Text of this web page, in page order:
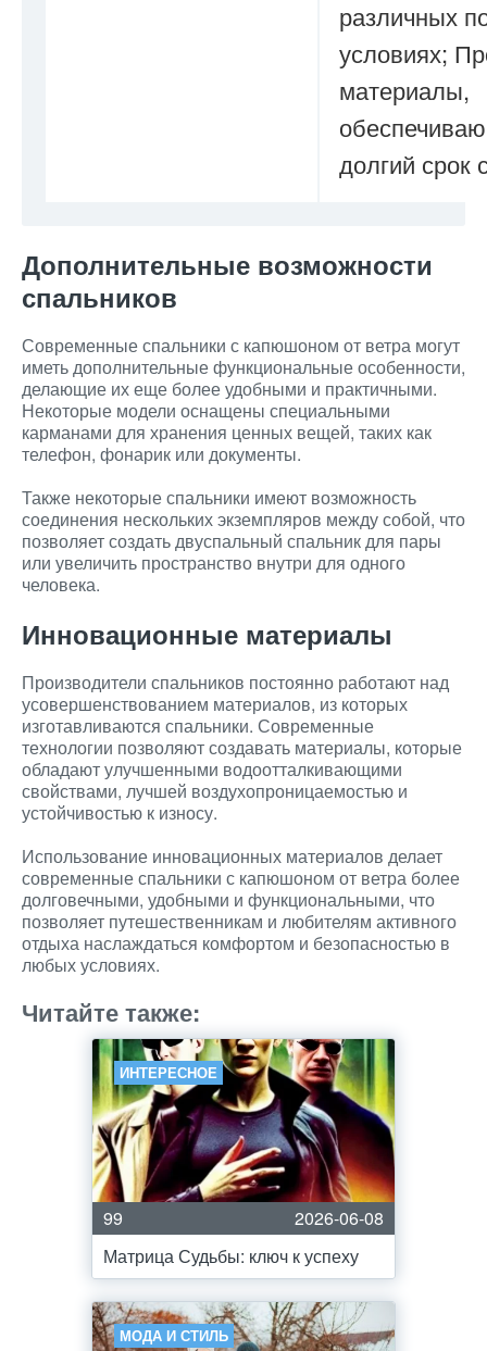
различных
условиях;
материалы,
долгий срок
Дополнительные возможности
спальников
Современные спальники с капюшоном от ветра могут
иметь дополнительные функциональные особенности,
делающие их еще более удобными и практичными.
Некоторые модели оснащены специальными
карманами для хранения ценных вещей, таких как
телефон, фонарик или документы.
Также некоторые спальники имеют возможность
соединения нескольких экземпляров между собой, что
позволяет создать двуспальный спальник для пары
или увеличить пространство внутри для одного
человека.
Инновационные материалы
Производители спальников постоянно работают над
усовершенствованием материалов, из которых
изготавливаются спальники. Современные
технологии позволяют создавать материалы, которые
обладают улучшенными водоотталкивающими
свойствами, лучшей воздухопроницаемостью и
устойчивостью к износу.
Использование инновационных материалов делает
современные спальники с капюшоном от ветра более
долговечными, удобными и функциональными, что
позволяет путешественникам и любителям активного
отдыха наслаждаться комфортом и безопасностью в
любых условиях.
Читайте также:
ИНТЕРЕСНОЕ
99
2026-06-08
Матрица Судьбы: ключ к успеху
МОДА И СТИЛЬ